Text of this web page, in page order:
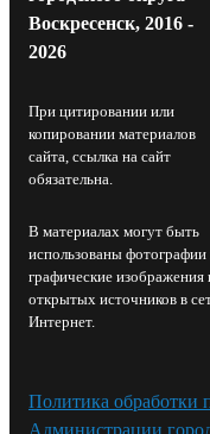
Воскресенск, 2016 -
2026
При цитировании или
копировании материалов
сайта, ссылка на сайт
обязательна.
В материалах могут быть
использованы фотографии
графические изображения
открытых источников в
Интернет.
Политика обработки
Администрации